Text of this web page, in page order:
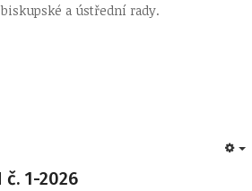
a ústřední rady.
č. 1-2026